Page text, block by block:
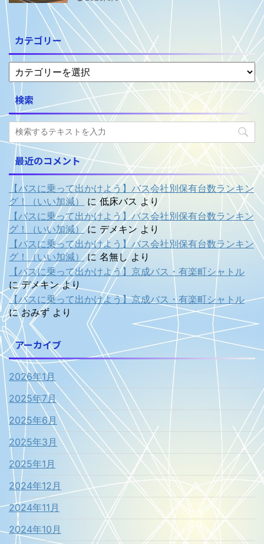
カテゴリー
検索
最近のコメント
【バスに乗って出かけよう】バス会社別保有台数ランキン
グ！（いい加減）
に低床バス より
【バスに乗って出かけよう】バス会社別保有台数ランキン
グ！（いい加減）に デメキン より
【バスに乗って出かけよう】バス会社別保有台数ランキン
グ！（いい加減）に 名無しより
【バスに乗って出かけよう】京成バス・有楽町シャトル
にデメキンより
【バスに乗って出かけよう】京成バス・有楽町シャトル
に おみず より
アーカイブ
2026年1月
2025年7月
2025年6月
2025年3月
2025年1月
2024年12月
2024年11月
2024年10月